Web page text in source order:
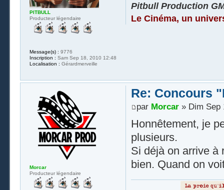
Pitbull Production
Le Cinéma, un
PITBULL
Producteur légendaire
Message(s) : 9776
Inscription : Sam Sep 18, 2010 12:48
Localisation : Gérardmerveille
Re: Concours
par Morcar» Dim Sep
Honnêtement, je
plusieurs.
Si déjà on arrive à
bien. Quand on
Morcar
Producteur légendaire